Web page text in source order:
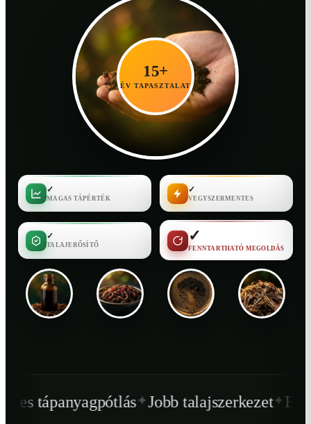
15+
ÉV TAPASZTALAT
✓
MAGAS TÁPÉRTÉK
✓
VEGYSZERMENTES
✓
TALAJERŐSÍTŐ
✓
FENNTARTHATÓ MEGOLDÁS
✦Jobb talajszerkezet✦Egészségesebb